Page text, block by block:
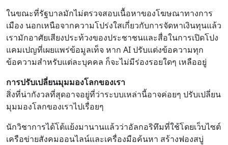
ในขณะที่รัฐบาลมักไม่ตรวจสอบเนื้อหาของโฆษณาทางการ
เมือง นอกเหนือจากความโปร่งใสเกี่ยวกับการจัดหาเงินทุนแล้ว
เรามักอาศัยเสียงประท้วงของประชาชนและสื่อในการเปิดโปง
แคมเปญที่เผยแพร่ข้อมูลเท็จ หาก AI ปรับแต่งข้อความทุก
ข้อความสำหรับแต่ละบุคคล ก็จะไม่มีร่องรอยใดๆ เหลืออยู่
การปรับเปลี่ยนมุมมองโลกของเรา
สิ่งที่น่ากังวลที่สุดอาจอยู่ที่ว่าระบบเหล่านี้อาจค่อยๆ ปรับเปลี่ยน
มุมมองโลกของเราไปเรื่อยๆ
นักวิชาการได้โต้แย้งมานานแล้วว่าอัลกอริทึมที่ใช้โดยเว็บไซต์
เครือข่ายสังคมออนไลน์และเครื่องมือค้นหา สร้างฟองสบู่